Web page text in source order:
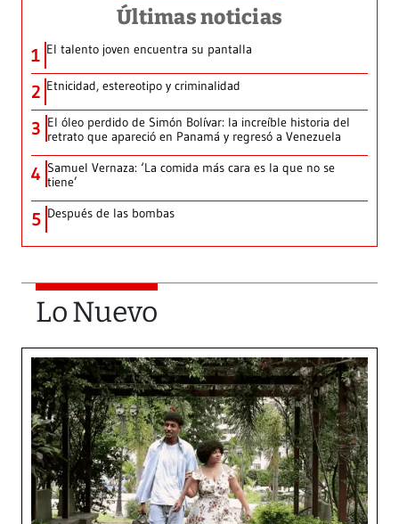
Últimas noticias
1 El talento joven encuentra su pantalla​
2 Etnicidad, estereotipo y criminalidad
3 El óleo perdido de Simón Bolívar: la increíble historia del
retrato que apareció en Panamá y regresó a Venezuela
4 Samuel Vernaza: ‘La comida más cara es la que no se
tiene’
5 Después de las bombas
Lo Nuevo